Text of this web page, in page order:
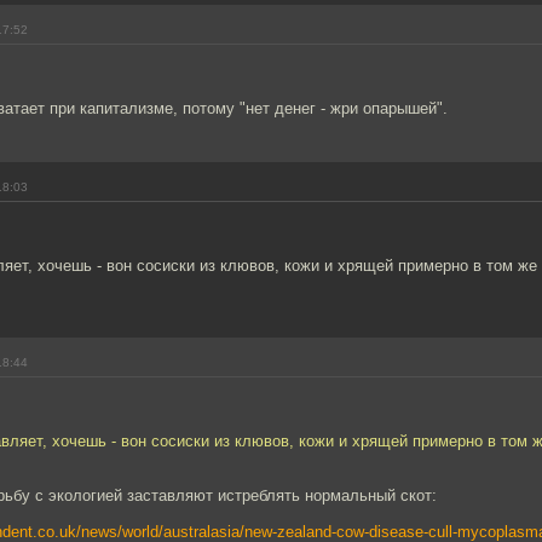
при капитализме, потому "нет денег - жри опарышей".
хочешь - вон сосиски из клювов, кожи и хрящей примерно в том же
хочешь - вон сосиски из клювов, кожи и хрящей примерно в том
с экологией заставляют истреблять нормальный скот:
news/world/australasia/new-zealand-cow-disease-cull-